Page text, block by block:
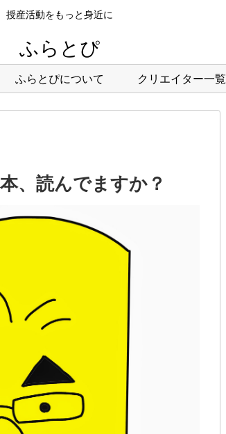
授産活動をもっと身近に
ふらとぴ
ふらとぴについて クリエイター一覧
、読んでますか？